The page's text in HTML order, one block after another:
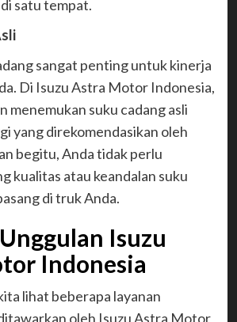
satu tempat.
sangat penting untuk kinerja
Di Isuzu Astra Motor Indonesia,
menemukan suku cadang asli
yang direkomendasikan oleh
begitu, Anda tidak perlu
kualitas atau keandalan suku
di truk Anda.
Isuzu
Indonesia
lihat beberapa layanan
oleh Isuzu Astra Motor